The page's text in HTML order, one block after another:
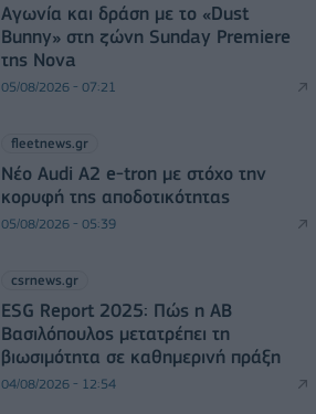
Αγωνία και δράση με το «Dust
Bunny» στη ζώνη Sunday Premiere
της Nova
05/08/2026 - 07:21
fleetnews.gr
Νέο Audi A2 e-tron με στόχο την
κορυφή της αποδοτικότητας
05/08/2026 - 05:39
csrnews.gr
ESG Report 2025: Πώς η ΑΒ
Βασιλόπουλος μετατρέπει τη
βιωσιμότητα σε καθημερινή πράξη
04/08/2026 - 12:54